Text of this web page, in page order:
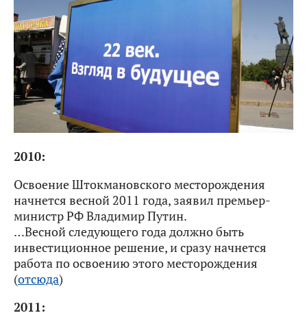
2010:
Освоение Штокмановского месторождения
начнется весной 2011 года, заявил премьер-
министр РФ Владимир Путин.
…Весной следующего года должно быть
инвестиционное решение, и сразу начнется
работа по освоению этого месторождения
(отсюда)
2011: